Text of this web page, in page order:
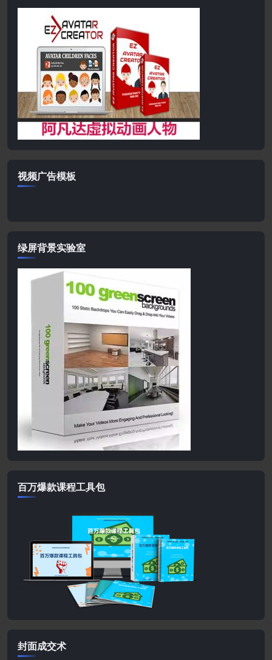
视频广告模板
绿屏背景实验室
百万爆款课程工具包
封面成交术